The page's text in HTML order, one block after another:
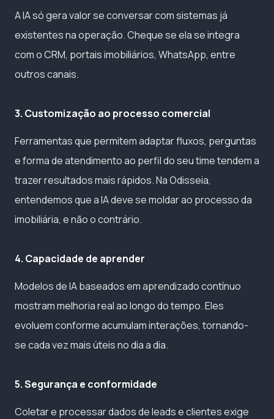
A IA só gera valor se conversar com sistemas já
existentes na operação. Cheque se ela se integra
com o CRM, portais imobiliários, WhatsApp, entre
outros canais.
3. Customização ao processo comercial
Ferramentas que permitem adaptar fluxos, perguntas
e forma de atendimento ao perfil do seu time tendem a
trazer resultados mais rápidos. Na Odisseia,
entendemos que a IA deve se moldar ao processo da
imobiliária, e não o contrário.
4. Capacidade de aprender
Modelos de IA baseados em aprendizado contínuo
mostram melhoria real ao longo do tempo. Eles
evoluem conforme acumulam interações, tornando-
se cada vez mais úteis no dia a dia.
5. Segurança e conformidade
Coletar e processar dados de leads e clientes exige